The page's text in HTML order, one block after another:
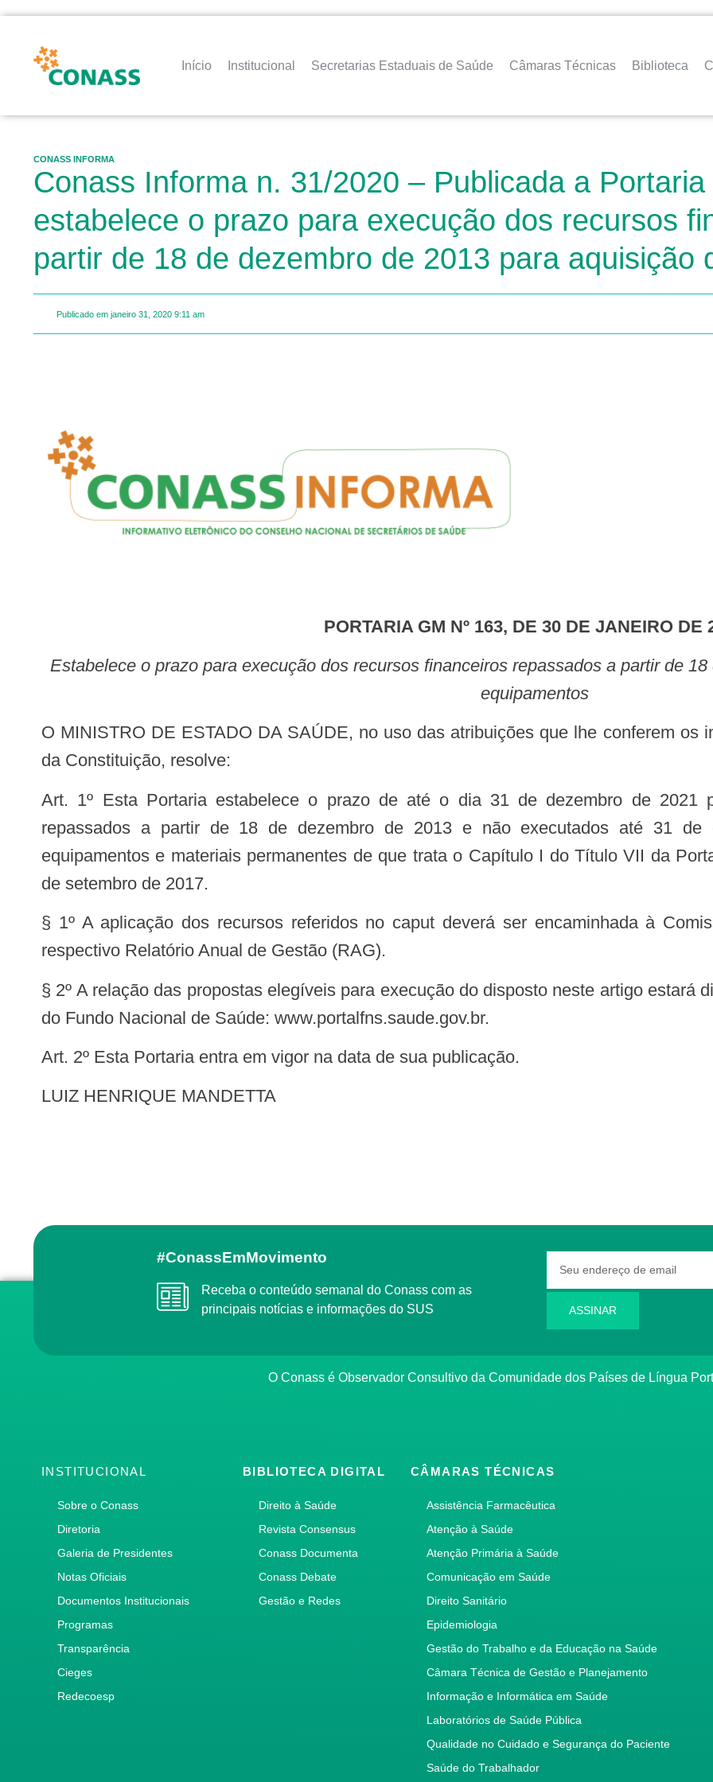
Início Institucional Secretarias Estaduais de Saúde Câmaras Técnicas Biblioteca
CONASS INFORMA
Conass Informa n. 31/2020 – Publicada a
estabelece o prazo para execução dos recursos
partir de 18 de dezembro de 2013 para aquisição
Publicado em janeiro 31, 2020 9:11 am
PORTARIA GM Nº 163, DE 30 DE JANEIRO DE
Estabelece o prazo para execução dos recursos financeiros repassados a partir de 18 de dezembro de 2013 para aquisição de
equipamentos
O MINISTRO DE ESTADO DA SAÚDE, no uso das atribuições que lhe conferem os incisos I e II do parágrafo único do art. 87
da Constituição, resolve:
Art. 1º Esta Portaria estabelece o prazo de até o dia 31 de dezembro de 2021 para execução dos recursos financeiros
repassados a partir de 18 de dezembro de 2013 e não executados até 31 de
equipamentos e materiais permanentes de que trata o Capítulo I do Título VII da
de setembro de 2017.
§ 1º A aplicação dos recursos referidos no caput deverá ser encaminhada à
respectivo Relatório Anual de Gestão (RAG).
§ 2º A relação das propostas elegíveis para execução do disposto neste artigo estará
do Fundo Nacional de Saúde: www.portalfns.saude.gov.br.
Art. 2º Esta Portaria entra em vigor na data de sua publicação.
LUIZ HENRIQUE MANDETTA
#ConassEmMovimento
Receba o conteúdo semanal do Conass com as
principais notícias e informações do SUS
ASSINAR
O Conass é Observador Consultivo da Comunidade dos Países de Língua
INSTITUCIONAL
Sobre o Conass
Diretoria
Galeria de Presidentes
Notas Oficiais
Documentos Institucionais
Programas
Transparência
Cieges
Redecoesp
BIBLIOTECA DIGITAL
Direito à Saúde
Revista Consensus
Conass Documenta
Conass Debate
Gestão e Redes
CÂMARAS TÉCNICAS
Assistência Farmacêutica
Atenção à Saúde
Atenção Primária à Saúde
Comunicação em Saúde
Direito Sanitário
Epidemiologia
Gestão do Trabalho e da Educação na Saúde
Câmara Técnica de Gestão e Planejamento
Informação e Informática em Saúde
Laboratórios de Saúde Pública
Qualidade no Cuidado e Segurança do Paciente
Saúde do Trabalhador